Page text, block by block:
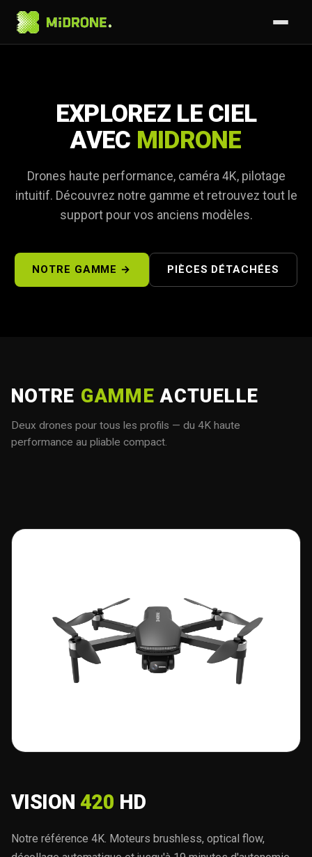
EXPLOREZ LE CIEL
AVEC MIDRONE
Drones haute performance, caméra 4K, pilotage
intuitif. Découvrez notre gamme et retrouvez tout le
support pour vos anciens modèles.
NOTRE GAMME → PIÈCES DÉTACHÉES
NOTRE GAMME ACTUELLE
Deux drones pour tous les profils — du 4K haute
performance au pliable compact.
VISION 420 HD
Notre référence 4K. Moteurs brushless, optical flow,